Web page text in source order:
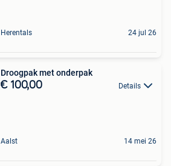
Herentals 24 jul 26
Droogpak met onderpak
€ 100,00 Details
Aalst 14 mei 26